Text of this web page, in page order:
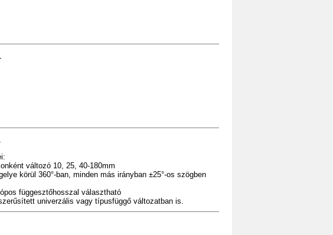
változó 10, 25, 40-180mm
körül 360°-ban, minden más irányban ±25°-os szögben
függesztőhosszal választható
univerzális vagy típusfüggő változatban is.